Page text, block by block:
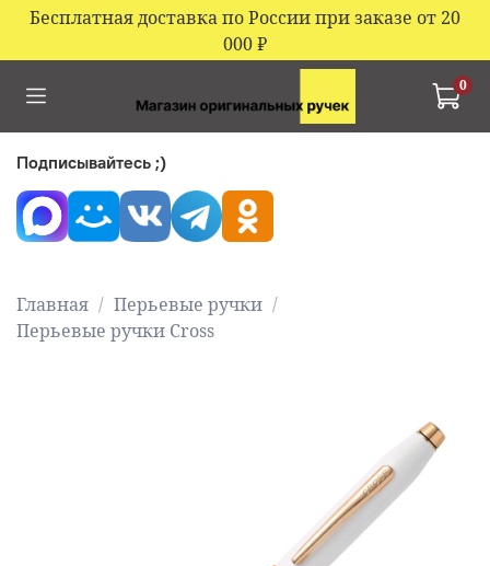
Бесплатная доставка по России при заказе от 20
000₽
0
Главная
Перьевые ручки
Перьевые ручки Cross
Подписывайтесь ;)